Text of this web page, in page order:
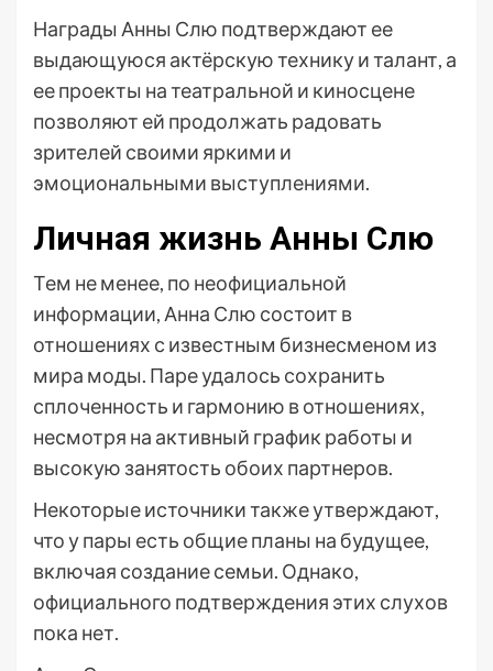
Награды Анны Слю подтверждают ее
выдающуюся актёрскую технику и талант, а
ее проекты на театральной и киносцене
позволяют ей продолжать радовать
зрителей своими яркими и
эмоциональными выступлениями.
Личная жизнь Анны Слю
Тем не менее, по неофициальной
информации, Анна Слю состоит в
отношениях с известным бизнесменом из
мира моды. Паре удалось сохранить
сплоченность и гармонию в отношениях,
несмотря на активный график работы и
высокую занятость обоих партнеров.
Некоторые источники также утверждают,
что у пары есть общие планы на будущее,
включая создание семьи. Однако,
официального подтверждения этих слухов
пока нет.